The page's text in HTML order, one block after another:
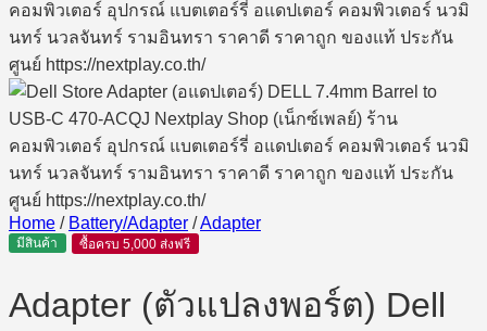
Home / Battery/Adapter /Adapter
มีสินค้า ซื้อครบ 5,000 ส่งฟรี
Adapter (ตัวแปลงพอร์ต) Dell